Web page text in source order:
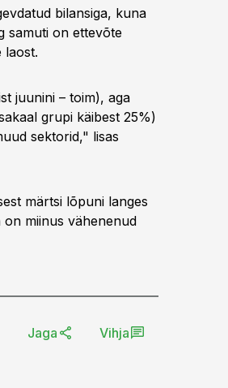
bilansiga, kuna
samuti on ettevõte
laost.
juunini – toim), aga
grupi käibest 25%)
sektorid," lisas
märtsi lõpuni langes
on miinus vähenenud
Jaga Vihja